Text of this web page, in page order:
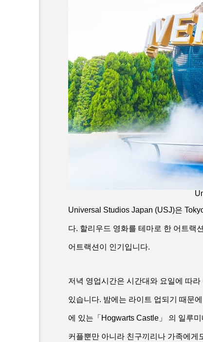
Universal Studios Japan (USJ)은
다. 할리우드 영화를 테마로 한 어트랙
어트랙션이 인기입니다.
저녁 영업시간은 시간대와 요일에 따
있습니다. 밤에는 라이트 업되기 때문
에 있는「Hogwarts Castle」 의 일루
커플뿐만 아니라 친구끼리나 가족에게